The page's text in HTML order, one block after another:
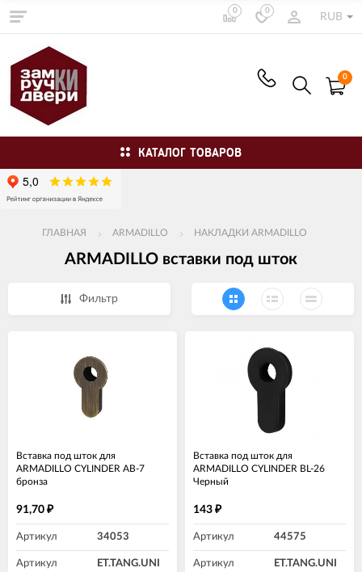
0 0
RUB
0
КАТАЛОГ ТОВАРОВ
ГЛАВНАЯ ARMADILLO НАКЛАДКИ ARMADILLO
ARMADILLO вставки под шток
Фильтр
Вставка под шток для
ARMADILLO CYLINDER AB-7
бронза
91,70 ₽
Артикул 34053
Артикул
ET.TANG.UNI
Вставка под шток для
ARMADILLO CYLINDER BL-26
Черный
143 ₽
Артикул 44575
Артикул
ET.TANG.UNI